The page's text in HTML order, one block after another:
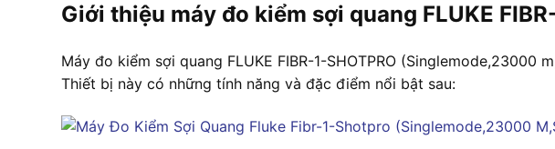
Giới thiệu máy đo kiểm sợi quang FLUKE
Máy đo kiểm sợi quang FLUKE FIBR-1-SHOTPRO
Thiết bị này có những tính năng và đặc điểm nổi bật sau: